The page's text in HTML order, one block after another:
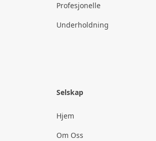
Profesjonelle
Underholdning
Selskap
Hjem
Om Oss